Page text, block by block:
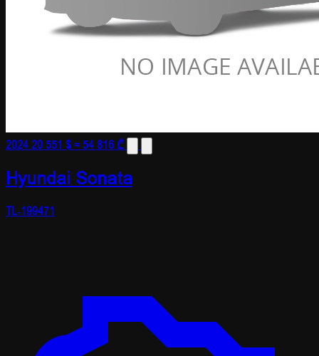
202420 551 $≈ 54 816 ₾
Hyundai Sonata
TL-199471